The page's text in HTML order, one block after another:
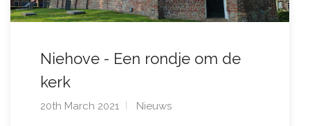
Niehove - Een rondje om de
kerk
20th March 2021 Nieuws